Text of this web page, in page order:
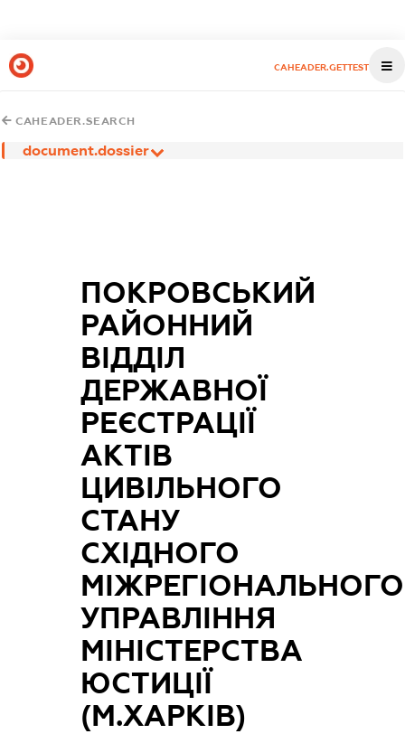
CAHEADER.GETTEST
CAHEADER.SEARCH
document.dossier
ПОКРОВСЬКИЙ
РАЙОННИЙ
ВІДДІЛ
ДЕРЖАВНОЇ
РЕЄСТРАЦІЇ
АКТІВ
ЦИВІЛЬНОГО
СТАНУ
СХІДНОГО
МІЖРЕГІОНАЛЬНОГО
УПРАВЛІННЯ
МІНІСТЕРСТВА
ЮСТИЦІЇ
(М.ХАРКІВ)